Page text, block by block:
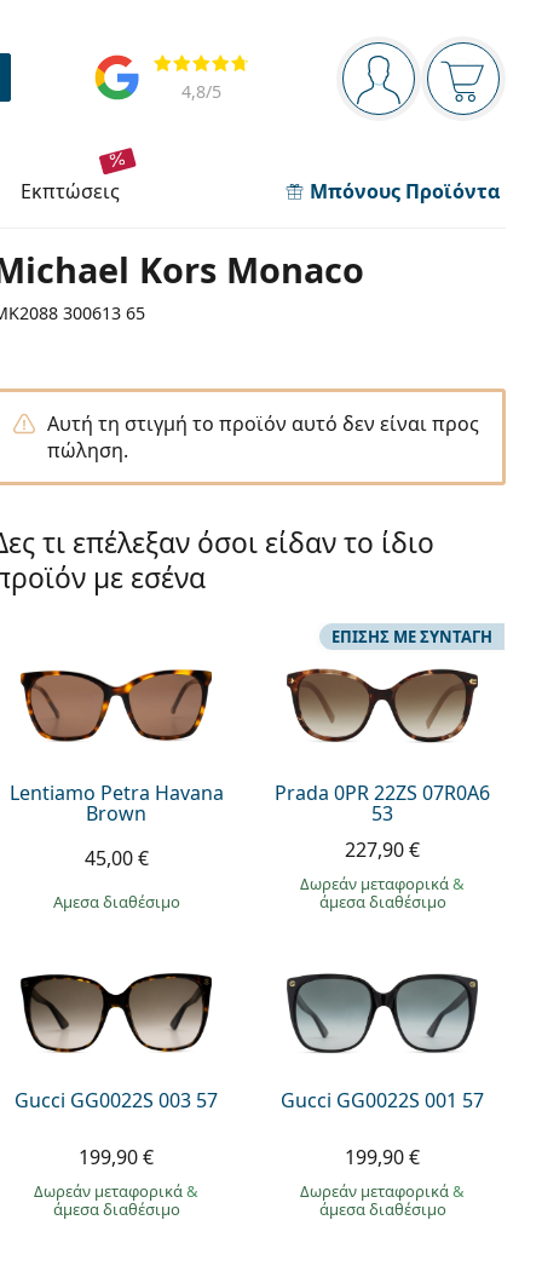
Πίνακας πλοήγησης
Είστε
Το
Αξιολογήσεις
4,8/5
εκπτώσεις Μπόνους Προϊόντα
Kors Monaco
300613 65
Αυτή τη στιγμή το προϊόν αυτό δεν είναι προς
πώληση.
τι επέλεξαν όσοι είδαν το ίδιο
με εσένα
Lentiamo Petra Havana
Brown
45,00 €
άμεσα διαθέσιμο
Prada 0PR 22ZS 07R0A6
53
ΕΠΊΣΗΣ ΜΕ ΣΥΝΤΑΓΉ
227,90 €
Δωρεάν μεταφορικά&
άμεσα διαθέσιμο
Gucci GG0022S 003 57
199,90 €
Δωρεάν μεταφορικά&
άμεσα διαθέσιμο
Gucci GG0022S 001 57
199,90 €
Δωρεάν μεταφορικά&
άμεσα διαθέσιμο